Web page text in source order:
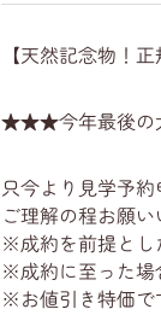
【天然記念物！正
★★★今年最後の
只今より見学予
ご理解の程お願い
※成約を前提とし
※成約に至った場
※お値引き特価で